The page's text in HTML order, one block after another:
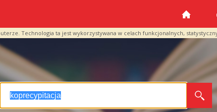
Technologia ta jest wykorzystywana w celach funkcjonalnych,